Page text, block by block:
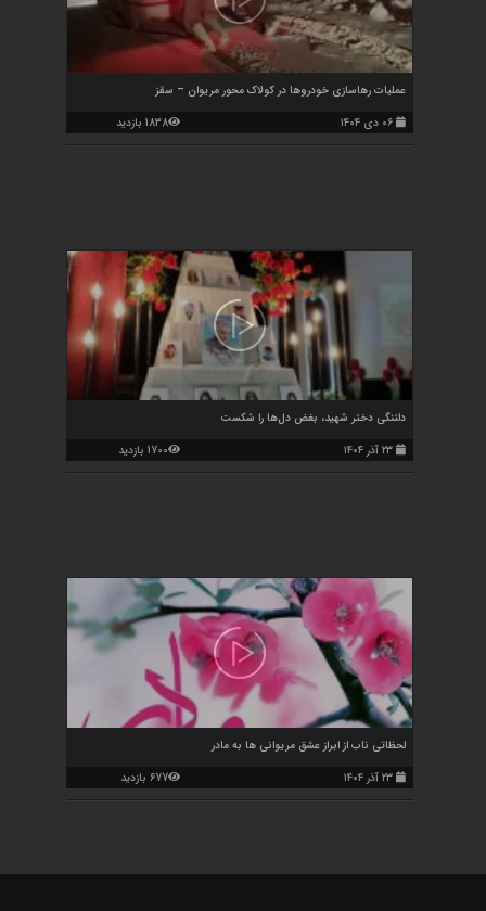
عملیات رهاسازی خودروها در کولاک محور مریوان – سقز
۰۶ دی ۱۴۰۴
1838 بازدید
دلتنگی دختر شهید، بغض دل‌ها را شکست
۲۳ آذر ۱۴۰۴
1700 بازدید
لحظاتی ناب از ابراز عشق مریوانی ها به مادر
۲۳ آذر ۱۴۰۴
677 بازدید